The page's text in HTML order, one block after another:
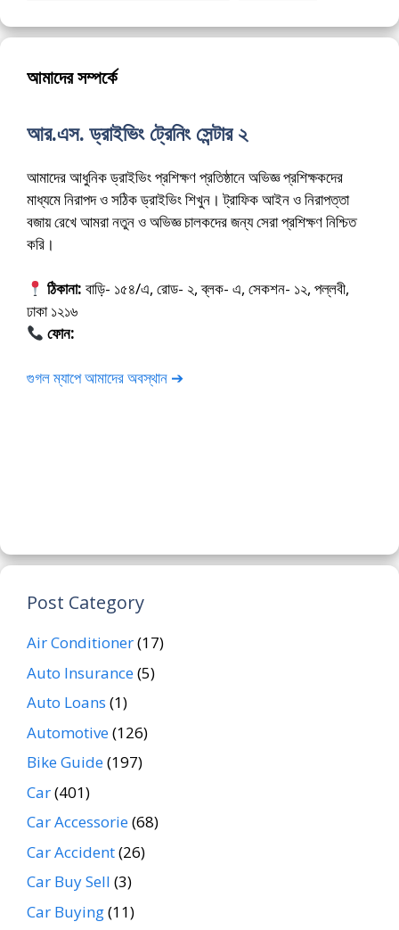
আমাদের সম্পর্কে
আর.এস. ড্রাইভিং ট্রেনিং সেন্টার ২
আমাদের আধুনিক ড্রাইভিং প্রশিক্ষণ প্রতিষ্ঠানে অভিজ্ঞ প্রশিক্ষকদের
মাধ্যমে নিরাপদ ও সঠিক ড্রাইভিং শিখুন। ট্রাফিক আইন ও নিরাপত্তা
বজায় রেখে আমরা নতুন ও অভিজ্ঞ চালকদের জন্য সেরা প্রশিক্ষণ নিশ্চিত
করি।
ঠিকানা: বাড়ি- ১৫৪/এ, রোড- ২, ব্লক- এ, সেকশন- ১২, পল্লবী,
ঢাকা ১২১৬
ফোন:
গুগল ম্যাপে আমাদের অবস্থান ➔
Post Category
Air Conditioner(17)
Auto Insurance(5)
Auto Loans (1)
Automotive(126)
Bike Guide(197)
Car(401)
Car Accessorie(68)
Car Accident(26)
Car Buy Sell (3)
Car Buying(11)